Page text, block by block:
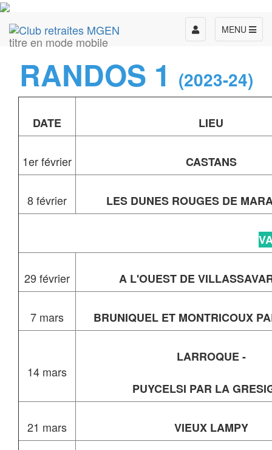
titre en mode mobile
MENU
Toggle
navigation
RANDOS 1 (2023-24)
DATE LIEU
1er février CASTANS
8 février LES DUNES ROUGES DE
29 février A L'OUEST DE
7 mars BRUNIQUEL ET MONTRICOUX
14 mars
LARROQUE -
PUYCELSI PAR LA
21 mars VIEUX LAMPY